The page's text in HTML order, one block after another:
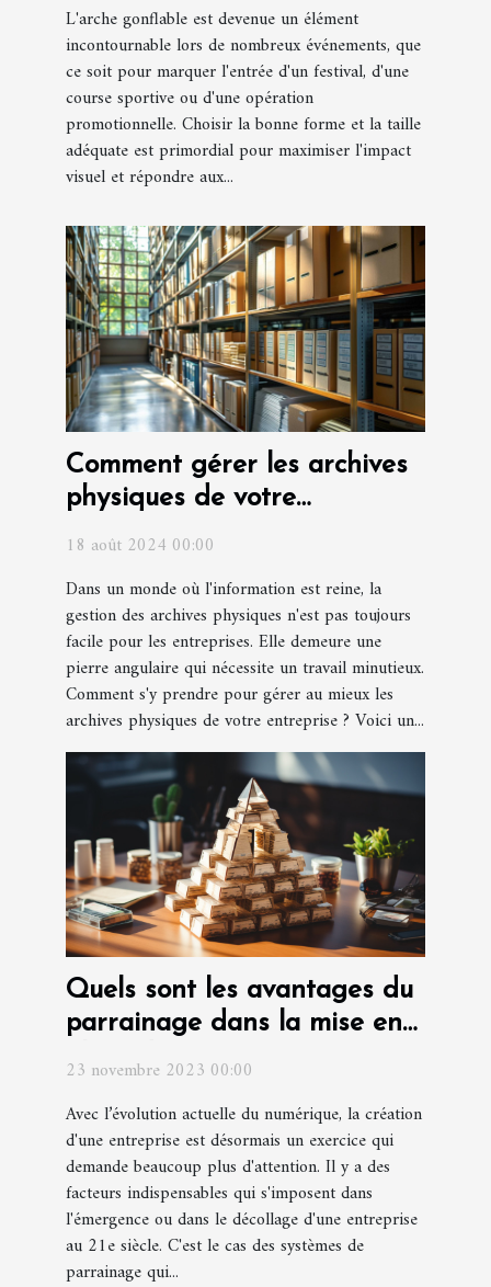
L'arche gonflable est devenue un élément
incontournable lors de nombreux événements, que
ce soit pour marquer l'entrée d'un festival, d'une
course sportive ou d'une opération
promotionnelle. Choisir la bonne forme et la taille
adéquate est primordial pour maximiser l'impact
visuel et répondre aux...
Comment gérer les archives
physiques de votre
18 août 2024 00:00
Dans un monde où l'information est reine, la
gestion des archives physiques n'est pas toujours
facile pour les entreprises. Elle demeure une
pierre angulaire qui nécessite un travail minutieux.
Comment s'y prendre pour gérer au mieux les
archives physiques de votre entreprise ? Voici un...
Quels sont les avantages du
parrainage dans la mise en
23 novembre 2023 00:00
Avec l’évolution actuelle du numérique, la création
d'une entreprise est désormais un exercice qui
demande beaucoup plus d'attention. Il y a des
facteurs indispensables qui s'imposent dans
l'émergence ou dans le décollage d'une entreprise
au 21e siècle. C'est le cas des systèmes de
parrainage qui...